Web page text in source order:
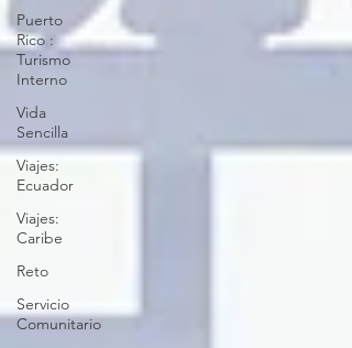
Puerto
Rico :
Turismo
Interno
Vida
Sencilla
Viajes:
Ecuador
Viajes:
Caribe
Reto
Servicio
Comunitario